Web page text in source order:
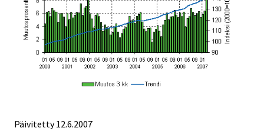
Päivitetty12.6.2007